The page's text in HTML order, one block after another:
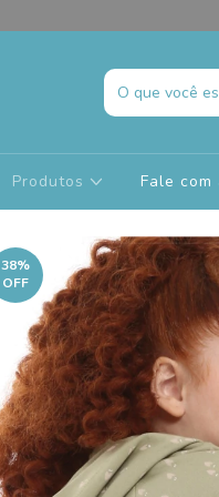
Produtos Fale
38%
OFF